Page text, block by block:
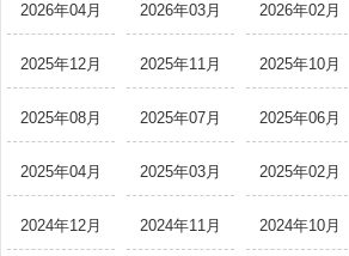
2026年04月 2026年03月 2026年02月
2025年12月 2025年11月 2025年10月
2025年08月 2025年07月 2025年06月
2025年04月 2025年03月 2025年02月
2024年12月 2024年11月 2024年10月